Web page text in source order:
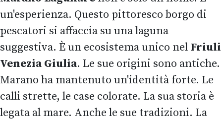
un'esperienza. Questo pittoresco borgo di
pescatori si affaccia su una laguna
suggestiva. È un ecosistema unico nel Friuli
Venezia Giulia. Le sue origini sono antiche.
Marano ha mantenuto un'identità forte. Le
calli strette, le case colorate. La sua storia è
legata al mare. Anche le sue tradizioni. La